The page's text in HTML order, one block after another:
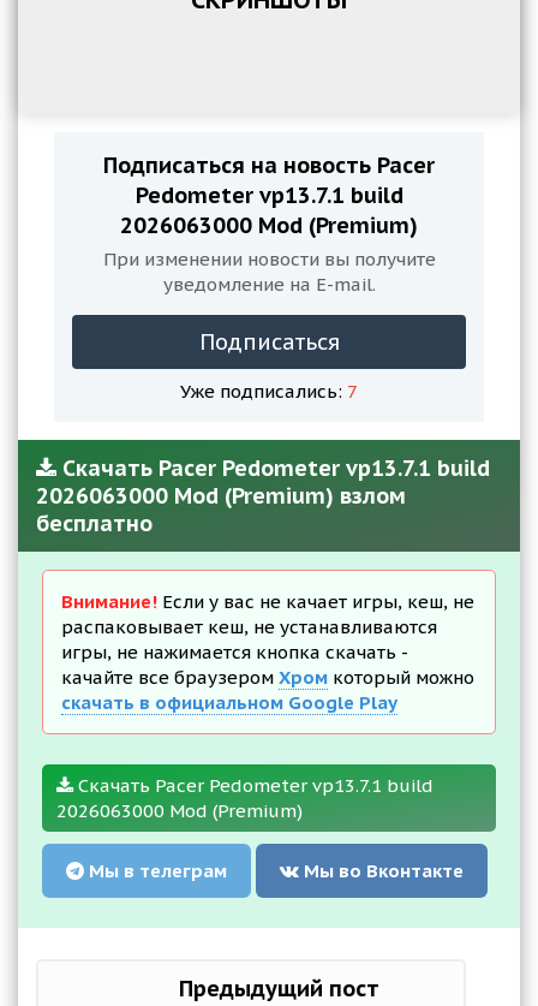
Подписаться на новость Pacer
Pedometer vp13.7.1 build
2026063000 Mod (Premium)
При изменении новости вы получите
уведомление на E-mail.
Подписаться
Уже подписались: 7
Скачать Pacer Pedometer vp13.7.1 build
2026063000 Mod (Premium) взлом
бесплатно
Внимание! Если у вас не качает игры, кеш, не
распаковывает кеш, не устанавливаются
игры, не нажимается кнопка скачать -
качайте все браузером Хром который можно
скачать в официальном Google Play
Скачать Pacer Pedometer vp13.7.1 build
2026063000 Mod (Premium)
Мы в телеграм Мы во Вконтакте
Предыдущий пост